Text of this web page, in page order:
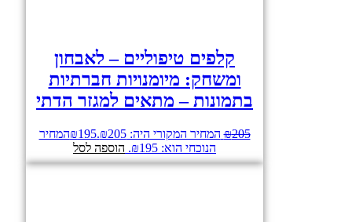
קלפים טיפוליים – לאבחון
ומשחק: מיומנויות חברתיות
בתמונות – מתאים למגזר הדתי
₪205 המחיר המקורי היה: ₪205. ₪195
המחיר
הנוכחי הוא: ₪195.
הוספה לסל